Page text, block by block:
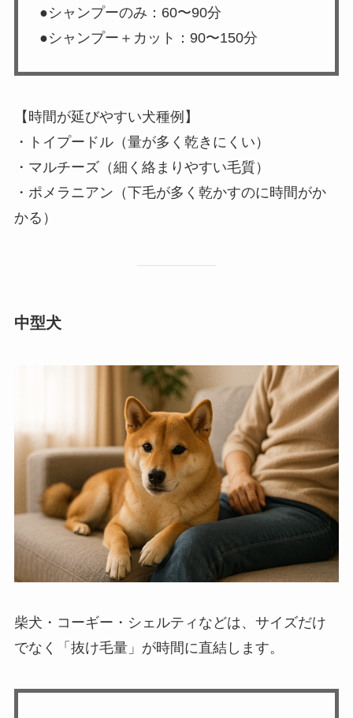
●シャンプーのみ：60〜90分
●シャンプー＋カット：90〜150分
【時間が延びやすい犬種例】
・トイプードル（量が多く乾きにくい）
・マルチーズ（細く絡まりやすい毛質）
・ポメラニアン（下毛が多く乾かすのに時間がか
かる）
中型犬
柴犬・コーギー・シェルティなどは、サイズだけ
でなく「抜け毛量」が時間に直結します。